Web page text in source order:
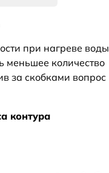
при нагреве воды
меньшее количество
за скобками вопрос
контура